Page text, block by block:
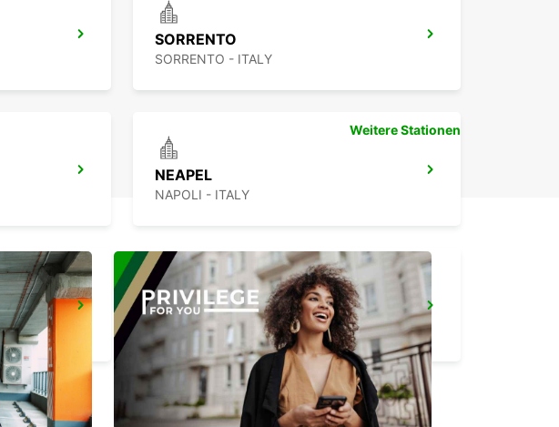
SORRENTO
SORRENTO - ITALY
NEAPEL
NAPOLI - ITALY
VASTO
VASTO - ITALY
Weitere Stationen